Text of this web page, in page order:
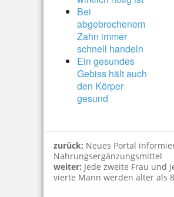
Bei
abgebrochenem
Zahn immer
schnell handeln
Ein gesundes
Gebiss hält auch
den Körper
gesund
zurück: Neues Portal
Nahrungsergänzungsmittel
weiter: Jede zweite Frau und
vierte Mann werden älter als